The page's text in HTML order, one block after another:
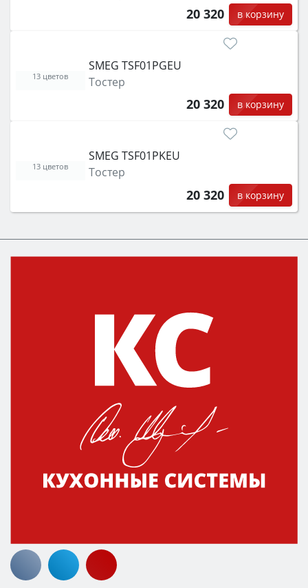
20 320 в корзину
SMEG TSF01PGEU
Тостер
20 320 в корзину
13 цветов
SMEG TSF01PKEU
Тостер
20 320 в корзину
13 цветов